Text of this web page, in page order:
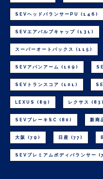
SEVヘッドバランサーPU (146)
SEVエアバルブキャップ (131)
スーパーオートバックス (115)
SEVアバンアーム (109)
SEVトランスコア (101)
LEXUS (89) レクサス (83)
SEVブレーキSC (80) 新商
大阪 (79) 日産 (77)
SEVプレミアムボディバランサー